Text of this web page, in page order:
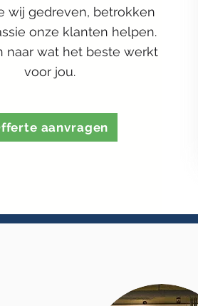
wij gedreven, betrokken
onze klanten helpen.
naar wat het beste werkt
voor jou.
aanvragen